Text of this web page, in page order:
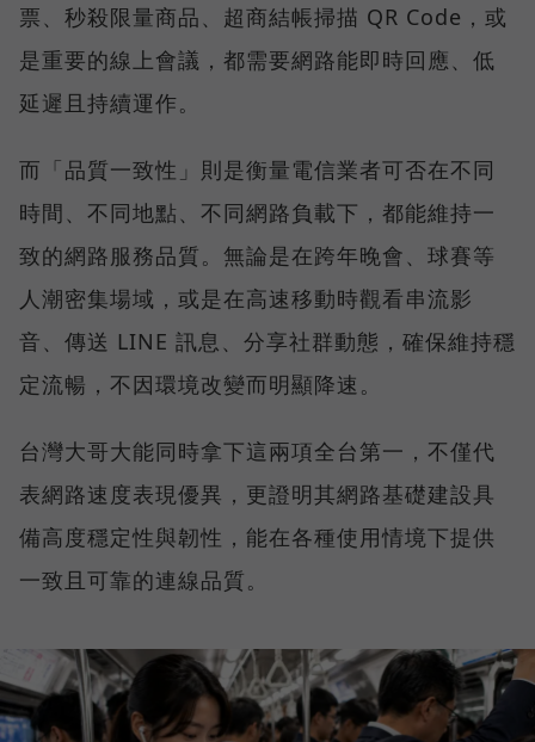
票、秒殺限量商品、超商結帳掃描 QR Code，或
是重要的線上會議，都需要網路能即時回應、低
延遲且持續運作。
而「品質一致性」則是衡量電信業者可否在不同
時間、不同地點、不同網路負載下，都能維持一
致的網路服務品質。無論是在跨年晚會、球賽等
人潮密集場域，或是在高速移動時觀看串流影
音、傳送 LINE 訊息、分享社群動態，確保維持穩
定流暢，不因環境改變而明顯降速。
台灣大哥大能同時拿下這兩項全台第一，不僅代
表網路速度表現優異，更證明其網路基礎建設具
備高度穩定性與韌性，能在各種使用情境下提供
一致且可靠的連線品質。